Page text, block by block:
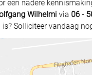
een nadere
Wilhelmi via 06 -
Solliciteer vandaag